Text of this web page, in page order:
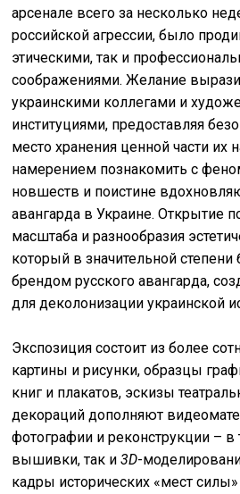
арсенале всего за несколько
российской агрессии, было
этическими, так и
соображениями. Желание
украинскими коллегами и
институциями, предоставляя
место хранения ценной части их
намерением познакомить с
новшеств и поистине
авангарда в Украине. Открытие
масштаба и разнообразия
который в значительной
брендом русского авангарда,
для деколонизации украинской
Экспозиция состоит из более
картины и рисунки, образцы
книг и плакатов, эскизы
декораций дополняют
фотографии и реконструкции – в
вышивки, так и3D-
кадры исторических «мест